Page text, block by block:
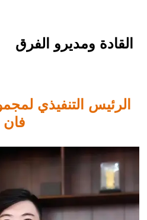
القادة ومديرو الفرق
فان